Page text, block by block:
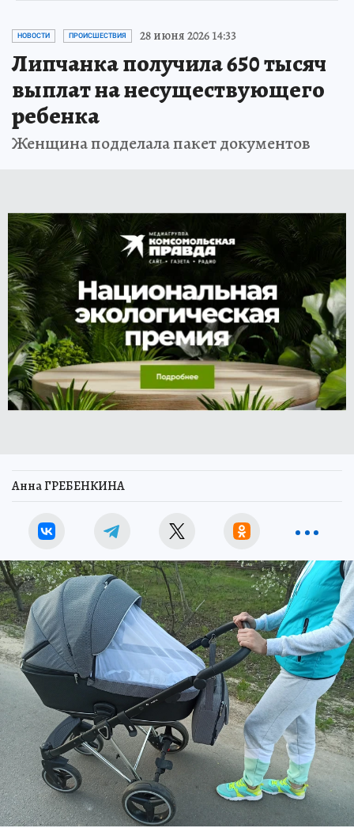
НОВОСТИ ПРОИСШЕСТВИЯ 28 июня 2026 14:33
Липчанка получила 650 тысяч
выплат на несуществующего
ребенка
Женщина подделала пакет документов
Анна ГРЕБЕНКИНА